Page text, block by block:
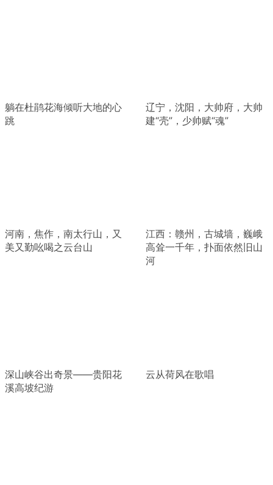
躺在杜鹃花海倾听大地的心
跳
辽宁，沈阳，大帅府，大帅
建“壳”，少帅赋“魂”
河南，焦作，南太行山，又
美又勤吆喝之云台山
江西：赣州，古城墙，巍峨
高耸一千年，扑面依然旧山
河
深山峡谷出奇景——贵阳花
溪高坡纪游
云从荷风在歌唱